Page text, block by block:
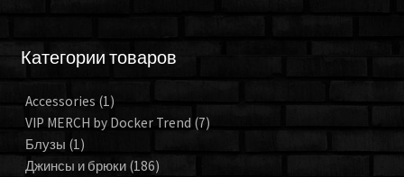
Категории товаров
Accessories (1)
VIP MERCH by Docker Trend (7)
Блузы (1)
Джинсы и брюки (186)